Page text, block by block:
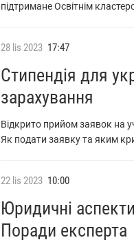
підтримане Освітнім
Стипендія для
зарахування
Відкрито прийом заявок на
Як подати заявку та яким
28 lis 2023 17:47
Юридичні
Поради експерта
22 lis 2023 10:00